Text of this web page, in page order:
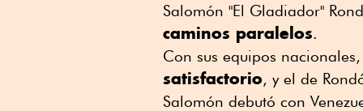
Salomón "El Gladiador"
caminos paralelos.
Con sus equipos
satisfactorio, y el de
Salomón debutó con